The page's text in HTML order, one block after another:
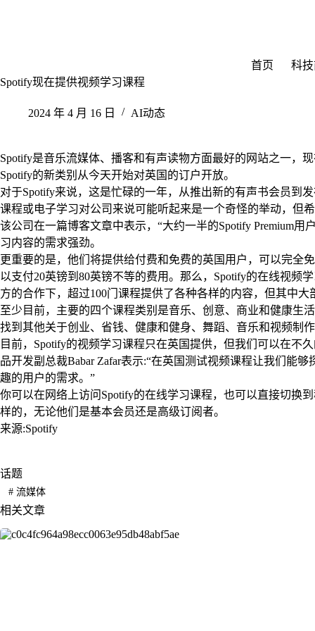
首页
科
Spotify现在提供视频学习课程
2024 年 4 月 16 日 AI动态
Spotify是音乐流媒体、播客和有声读物方面最好的网站之一，
Spotify的新类别从今天开始对英国的订户开放。
对于Spotify来说，这是忙碌的一年，从推出新的有声书会员到
课程或电子学习对公司来说可能听起来是一个奇怪的举动，但
该公司在一篇博客文章中表示，“大约一半的Spotify Premium
习内容的需求强劲。
更重要的是，他们将提供给付费和免费的英国用户，可以完全
以支付20英镑到80英镑不等的费用。那么，Spotify的在线视频
方的合作下，超过100门课程提供了各种各样的内容，但其中大
至少目前，主要的四个课程类别是音乐、创意、商业和健康生
找到其他关于创业、省钱、健康和健身、舞蹈、音乐和视频制
目前，Spotify的视频学习课程只在英国提供，但我们可以在不
品开发副总裁Babar Zafar表示:“在英国测试视频课程让我们能
趣的用户的需求。”
你可以在网络上访问Spotify的在线学习课程，也可以直接切换
样的，无论他们是基本会员还是高级订阅者。
来源:Spotify
话题
#流媒体
相关文章